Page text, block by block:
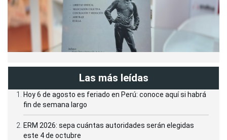
Las más leídas
Hoy 6 de agosto es feriado en Perú: conoce aquí si habrá
fin de semana largo
ERM 2026: sepa cuántas autoridades serán elegidas
este 4 de octubre